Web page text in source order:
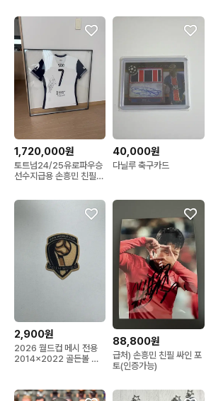
1,720,000원
토트넘24/25유로파우승
선수지급용 손흥민 친필사
40,000원
다닐루 축구카드
2,900원
2026 월드컵 메시 전용
2014x2022 골든볼 패
88,800원
급처) 손흥민 친필 싸인 포
토(인증가능)